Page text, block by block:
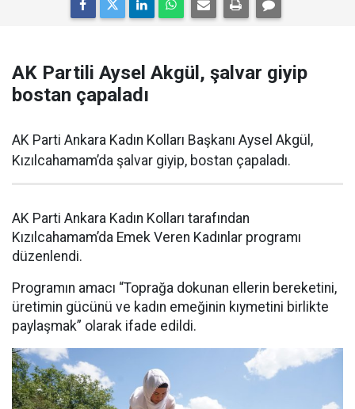
AK Partili Aysel Akgül, şalvar giyip
bostan çapaladı
AK Parti Ankara Kadın Kolları Başkanı Aysel Akgül,
Kızılcahamam’da şalvar giyip, bostan çapaladı.
AK Parti Ankara Kadın Kolları tarafından
Kızılcahamam’da Emek Veren Kadınlar programı
düzenlendi.
Programın amacı “Toprağa dokunan ellerin bereketini,
üretimin gücünü ve kadın emeğinin kıymetini birlikte
paylaşmak” olarak ifade edildi.